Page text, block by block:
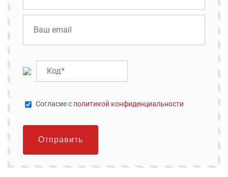
Cогласие с политикой конфиденциальности
Отправить